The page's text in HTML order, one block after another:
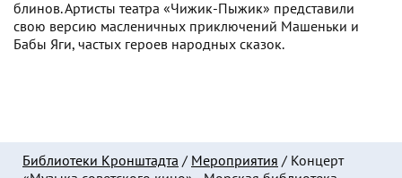
блинов. Артисты театра «Чижик-Пыжик» представили
свою версию масленичных приключений Машеньки и
Бабы Яги, частых героев народных сказок.
Библиотеки Кронштадта / Мероприятия / Концерт